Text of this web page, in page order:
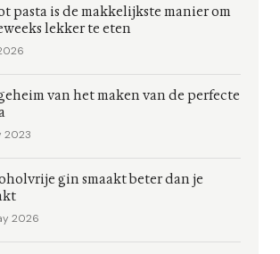
pasta is de makkelijkste manier om
lekker te eten
van het maken van de perfecte
2023
gin smaakt beter dan je
2026